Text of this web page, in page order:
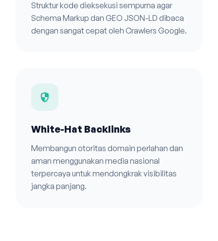
Struktur kode dieksekusi sempurna agar
Schema Markup dan GEO JSON-LD dibaca
dengan sangat cepat oleh Crawlers Google.
security
White-Hat Backlinks
Membangun otoritas domain perlahan dan
aman menggunakan media nasional
terpercaya untuk mendongkrak visibilitas
jangka panjang.